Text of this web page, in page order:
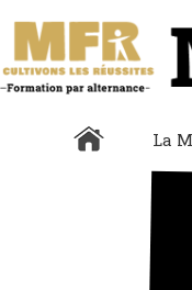
La